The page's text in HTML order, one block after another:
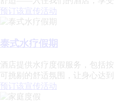
预订该宣传活动
泰式水疗假期
酒店提供水疗度假服务，包括
可挑剔的舒适氛围，让身心达到
预订该宣传活动